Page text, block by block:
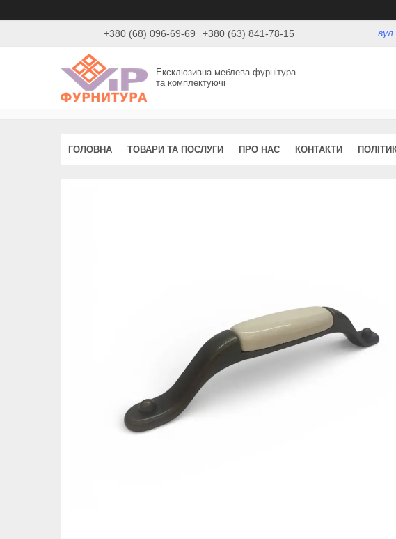
+380 (68) 096-69-69 +380 (63) 841-78-15
Ексклюзивна меблева фурнітура
та комплектуючі
ГОЛОВНА ТОВАРИ ТА ПОСЛУГИ ПРО НАС КОНТАКТИ